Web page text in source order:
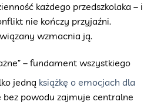
każdego przedszkolaka – i
nie kończy przyjaźni.
wzmacnia ją.
– fundament wszystkiego
jedną książkę o emocjach dla
bez powodu zajmuje centralne